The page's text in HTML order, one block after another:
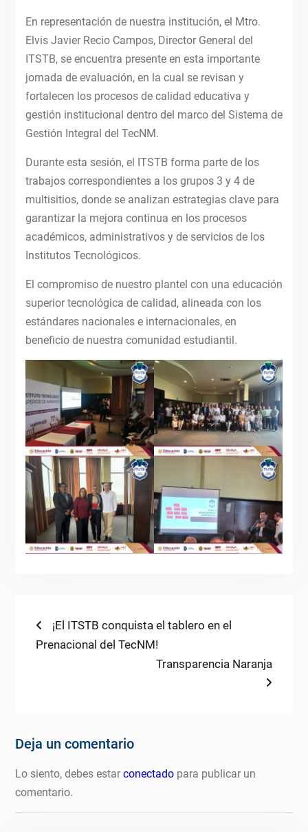
En representación de nuestra institución, el Mtro.
Elvis Javier Recio Campos, Director General del
ITSTB, se encuentra presente en esta importante
jornada de evaluación, en la cual se revisan y
fortalecen los procesos de calidad educativa y
gestión institucional dentro del marco del Sistema de
Gestión Integral del TecNM.
Durante esta sesión, el ITSTB forma parte de los
trabajos correspondientes a los grupos 3 y 4 de
multisitios, donde se analizan estrategias clave para
garantizar la mejora continua en los procesos
académicos, administrativos y de servicios de los
Institutos Tecnológicos.
El compromiso de nuestro plantel con una educación
superior tecnológica de calidad, alineada con los
estándares nacionales e internacionales, en
beneficio de nuestra comunidad estudiantil.
Navegación
de
Previous
post:
¡El ITSTB conquista el tablero en el
Prenacional del TecNM!
Next
Transparencia Naranja
Deja un comentario
Lo siento, debes estarconectadopara publicar un
comentario.